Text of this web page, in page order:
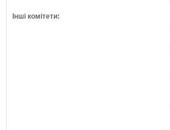
Інші комітети: